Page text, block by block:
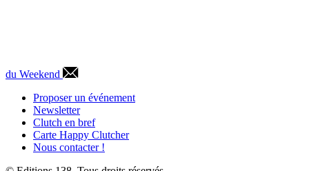
du Weekend
Proposer un événement
Newsletter
Clutch en bref
Carte Happy Clutcher
Nous contacter !